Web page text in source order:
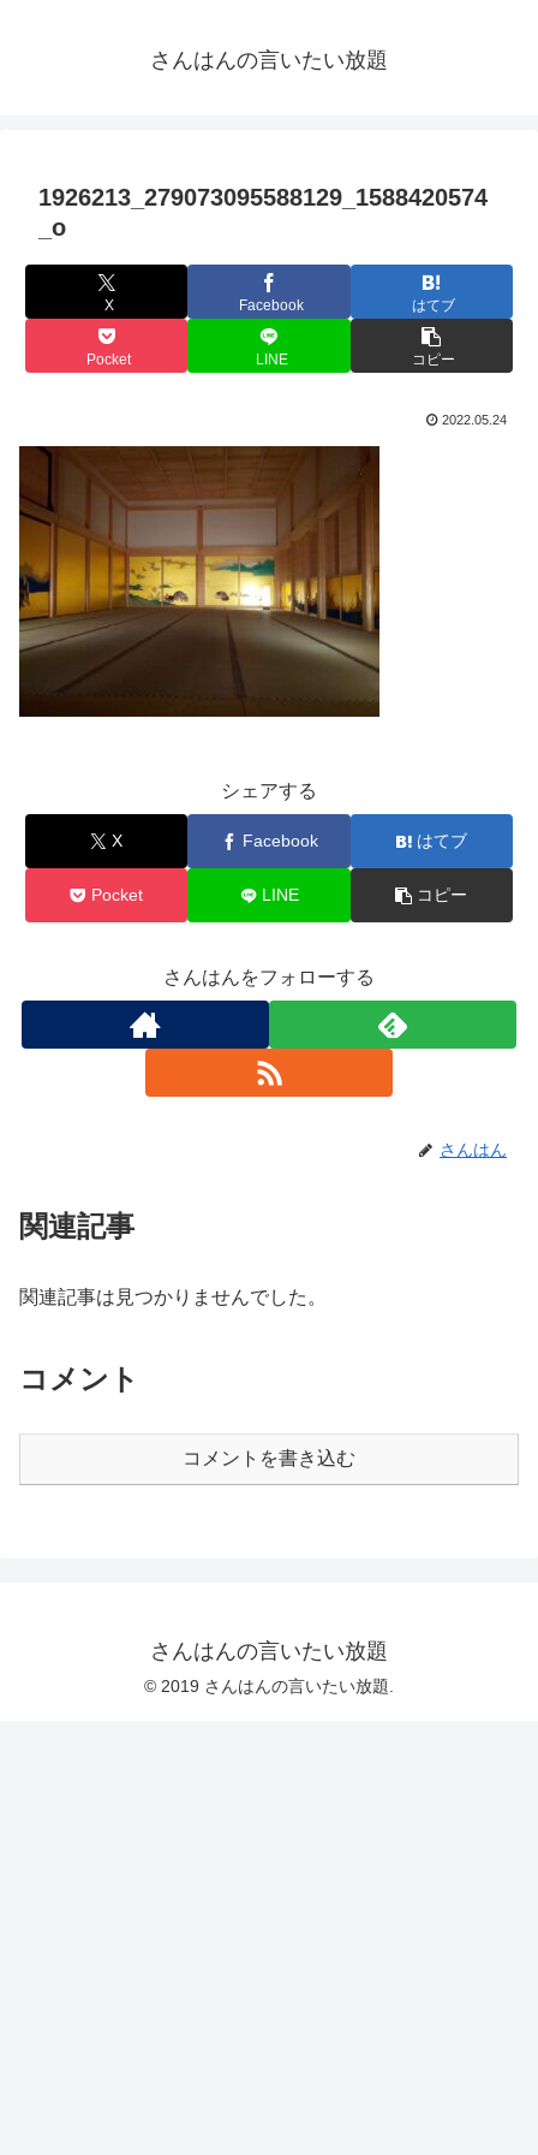
さんはんの言いたい放題
1926213_279073095588129_1588420574
_o
X Facebook はてブ
Pocket LINE コピー
2022.05.24
シェアする
X Facebook はてブ
Pocket LINE コピー
さんはんをフォローする
さんはん
関連記事
関連記事は見つかりませんでした。
コメント
コメントを書き込む
さんはんの言いたい放題
© 2019 さんはんの言いたい放題.